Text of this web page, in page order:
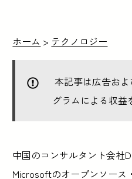
ホーム > テクノロジー
本記事は広告お
グラムによる収益
中国のコンサルタント会社
Microsoftのオープンソース